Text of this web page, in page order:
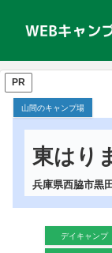
PR
山間のキャンプ場
東はり
兵庫県西脇市黒
デイキャンプ